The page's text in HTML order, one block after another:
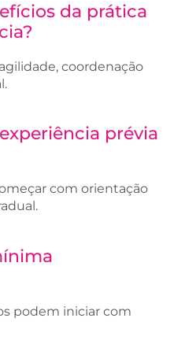
da prática
coordenação
prévia
com orientação
podem iniciar com